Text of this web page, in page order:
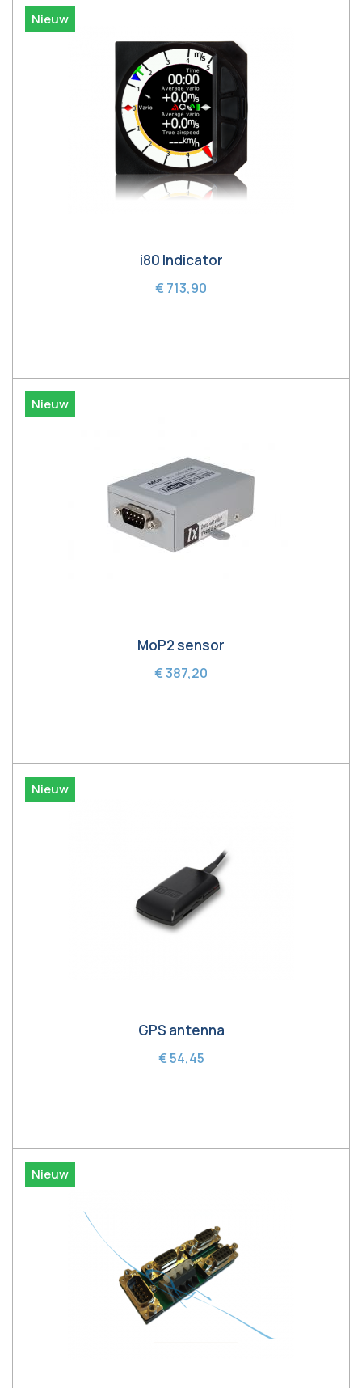
Nieuw
i80 Indicator
€ 713,90
Nieuw
MoP2 sensor
€ 387,20
Nieuw
GPS antenna
€ 54,45
Nieuw